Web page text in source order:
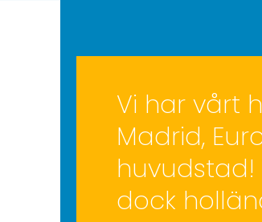
Vi har vårt
Madrid,
dock